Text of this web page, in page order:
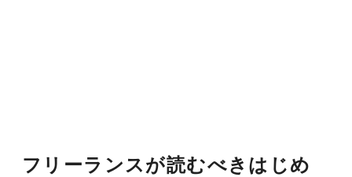
フリーランスが読むべきはじめ